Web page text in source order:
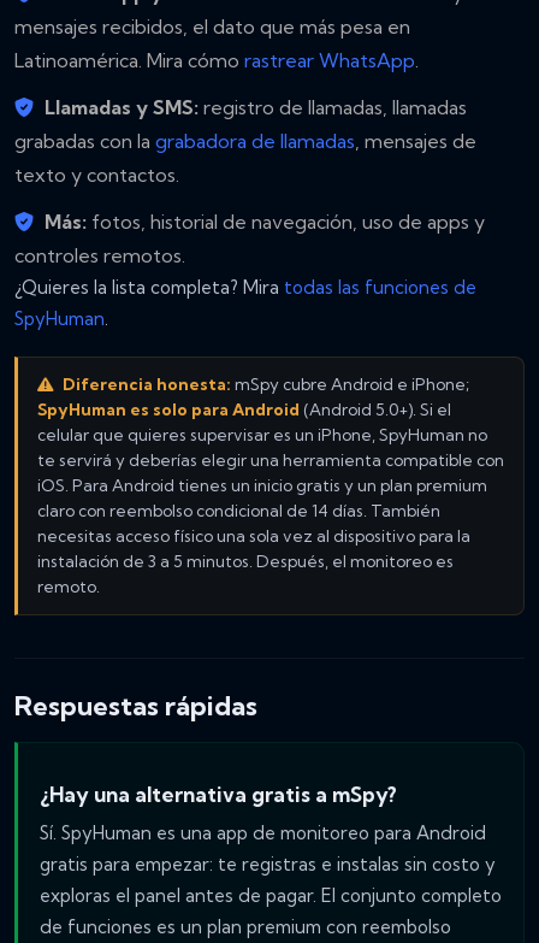
mensajes recibidos, el dato que más pesa en
Latinoamérica. Mira cómo rastrear WhatsApp.
Llamadas y SMS: registro de llamadas, llamadas
grabadas con la grabadora de llamadas, mensajes de
texto y contactos.
Más: fotos, historial de navegación, uso de apps y
controles remotos.
¿Quieres la lista completa? Mira todas las funciones de
SpyHuman.
Diferencia honesta: mSpy cubre Android e iPhone;
SpyHuman es solo para Android (Android 5.0+). Si el
celular que quieres supervisar es un iPhone, SpyHuman no
te servirá y deberías elegir una herramienta compatible con
iOS. Para Android tienes un inicio gratis y un plan premium
claro con reembolso condicional de 14 días. También
necesitas acceso físico una sola vez al dispositivo para la
instalación de 3 a 5 minutos. Después, el monitoreo es
remoto.
Respuestas rápidas
¿Hay una alternativa gratis a mSpy?
Sí. SpyHuman es una app de monitoreo para Android
gratis para empezar: te registras e instalas sin costo y
exploras el panel antes de pagar. El conjunto completo
de funciones es un plan premium con reembolso